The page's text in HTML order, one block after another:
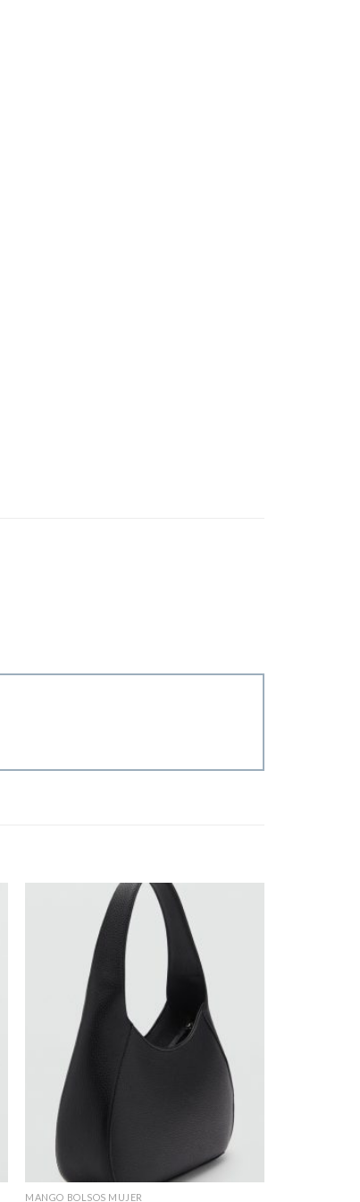
MANGO BOLSOS MUJER